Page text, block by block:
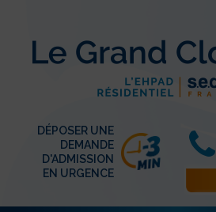
DÉPOSER UNE
DEMANDE
D'ADMISSION
EN URGENCE